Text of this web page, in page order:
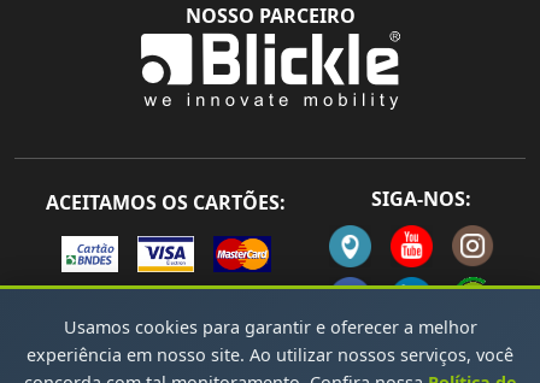
NOSSO PARCEIRO
ACEITAMOS OS CARTÕES: SIGA-NOS:
Usamos cookies para garantir e oferecer a melhor
experiência em nosso site. Ao utilizar nossos serviços, você